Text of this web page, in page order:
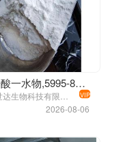
没食子酸一水物,5995-86-8,防腐抗氧剂,含量99%
VIP
2026-08-06